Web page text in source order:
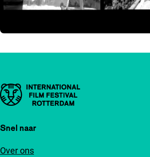
Belangrijke links
Snel naar
Over ons